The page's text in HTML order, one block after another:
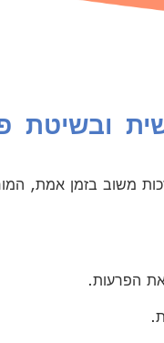
ובשיטת
משוב בזמן אמת,
הפרעות.